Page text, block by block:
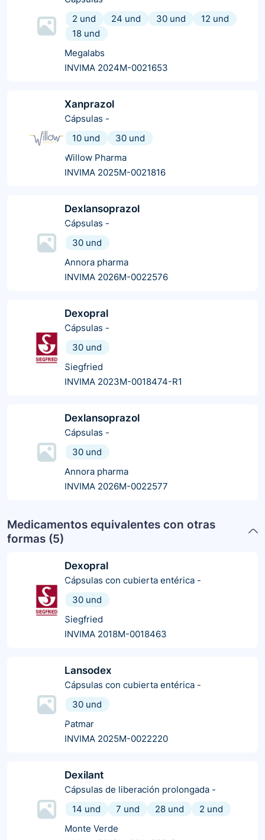
2 und
24 und 30 und
12 und
18 und
Megalabs
INVIMA 2024M-0021653
Xanprazol
Cápsulas -
10 und
30 und
Willow Pharma
INVIMA 2025M-0021816
Dexlansoprazol
Cápsulas -
30 und
Annora pharma
INVIMA 2026M-0022576
Dexopral
Cápsulas -
30 und
Siegfried
INVIMA 2023M-0018474-R1
Dexlansoprazol
Cápsulas -
30 und
Annora pharma
INVIMA 2026M-0022577
Medicamentos equivalentes con otras
formas (5)
Dexopral
Cápsulas con cubierta entérica -
30 und
Siegfried
INVIMA 2018M-0018463
Lansodex
Cápsulas con cubierta entérica -
30 und
Patmar
INVIMA 2025M-0022220
Dexilant
Cápsulas de liberación prolongada -
14 und
7 und 28 und
2 und
Monte Verde